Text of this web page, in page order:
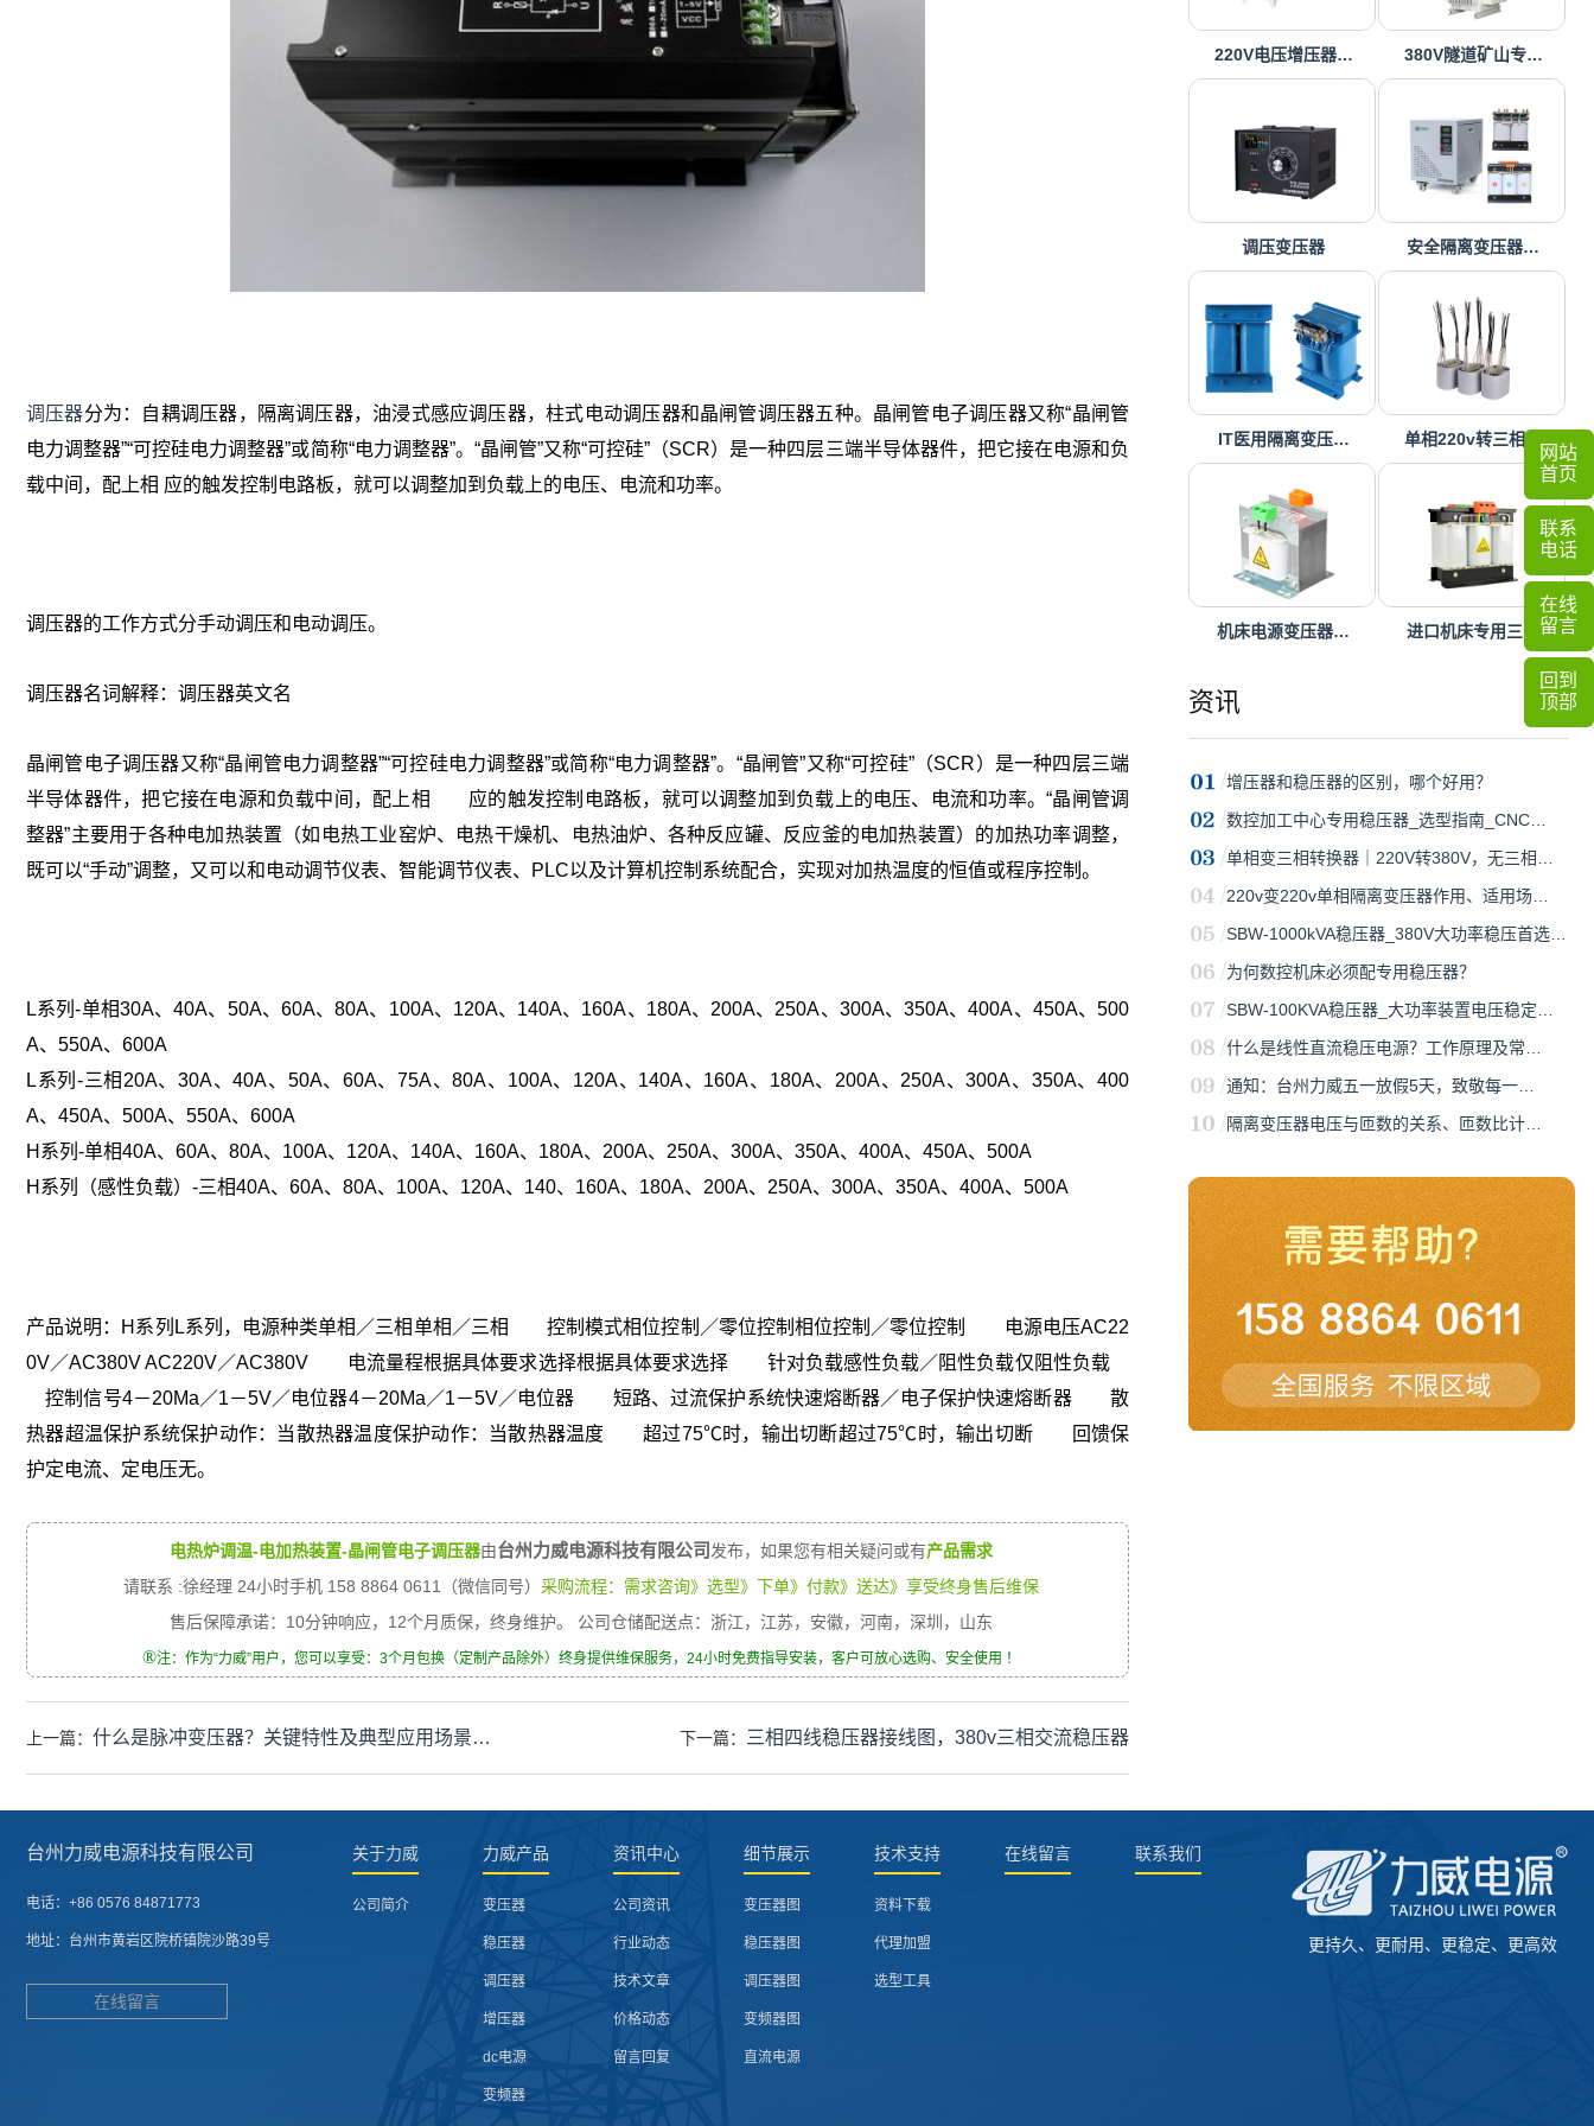
220V电压增压器… 380V隧道矿山专…
调压变压器 安全隔离变压器…
IT医用隔离变压… 单相220v转三相…
机床电源变压器… 进口机床专用三…
资讯
增压器和稳压器的区别，哪个好用？
数控加工中心专用稳压器_选型指南_CNC…
单相变三相转换器｜220V转380V，无三相…
220v变220v单相隔离变压器作用、适用场…
SBW-1000kVA稳压器_380V大功率稳压首选…
为何数控机床必须配专用稳压器？
SBW-100KVA稳压器_大功率装置电压稳定…
什么是线性直流稳压电源？工作原理及常…
通知：台州力威五一放假5天，致敬每一…
隔离变压器电压与匝数的关系、匝数比计…
调压器分为：自耦调压器，隔离调压器，油浸式感应调压器，柱式电动调压器和晶闸管调压器五种。晶闸管电子调压器又称“晶闸管
电力调整器”“可控硅电力调整器”或简称“电力调整器”。“晶闸管”又称“可控硅”（SCR）是一种四层三端半导体器件，把它接在电源和负
载中间，配上相 应的触发控制电路板，就可以调整加到负载上的电压、电流和功率。
调压器的工作方式分手动调压和电动调压。
调压器名词解释：调压器英文名
晶闸管电子调压器又称“晶闸管电力调整器”“可控硅电力调整器”或简称“电力调整器”。“晶闸管”又称“可控硅”（SCR）是一种四层三端
半导体器件，把它接在电源和负载中间，配上相 应的触发控制电路板，就可以调整加到负载上的电压、电流和功率。“晶闸管调
整器”主要用于各种电加热装置（如电热工业窑炉、电热干燥机、电热油炉、各种反应罐、反应釜的电加热装置）的加热功率调整，
既可以“手动”调整，又可以和电动调节仪表、智能调节仪表、PLC以及计算机控制系统配合，实现对加热温度的恒值或程序控制。
L系列-单相30A、40A、50A、60A、80A、100A、120A、140A、160A、180A、200A、250A、300A、350A、400A、450A、500
A、550A、600A
L系列-三相20A、30A、40A、50A、60A、75A、80A、100A、120A、140A、160A、180A、200A、250A、300A、350A、400
A、450A、500A、550A、600A
H系列-单相40A、60A、80A、100A、120A、140A、160A、180A、200A、250A、300A、350A、400A、450A、500A
H系列（感性负载）-三相40A、60A、80A、100A、120A、140、160A、180A、200A、250A、300A、350A、400A、500A
产品说明：H系列L系列，电源种类单相／三相单相／三相 控制模式相位控制／零位控制相位控制／零位控制 电源电压AC22
0V／AC380V AC220V／AC380V 电流量程根据具体要求选择根据具体要求选择 针对负载感性负载／阻性负载仅阻性负载
控制信号4－20Ma／1－5V／电位器4－20Ma／1－5V／电位器 短路、过流保护系统快速熔断器／电子保护快速熔断器 散
热器超温保护系统保护动作：当散热器温度保护动作：当散热器温度 超过75℃时，输出切断超过75℃时，输出切断 回馈保
护定电流、定电压无。
电热炉调温-电加热装置-晶闸管电子调压器由台州力威电源科技有限公司发布，如果您有相关疑问或有产品需求
请联系 :徐经理 24小时手机 158 8864 0611（微信同号） 采购流程：需求咨询》选型》下单》付款》送达》享受终身售后维保
售后保障承诺：10分钟响应，12个月质保，终身维护。 公司仓储配送点：浙江，江苏，安徽，河南，深圳，山东
®注：作为“力威”用户，您可以享受：3个月包换（定制产品除外）终身提供维保服务，24小时免费指导安装，客户可放心选购、安全使用 ！
上一篇： 什么是脉冲变压器？关键特性‌及典型应用场景‌… 下一篇： 三相四线稳压器接线图，380v三相交流稳压器
台州力威电源科技有限公司
电话： +86 0576 84871773
地址： 台州市黄岩区院桥镇院沙路39号
在线留言
关于力威
公司简介
力威产品
变压器
稳压器
调压器
增压器
dc电源
变频器
资讯中心
公司资讯
行业动态
技术文章
价格动态
留言回复
细节展示
变压器图
稳压器图
调压器图
变频器图
直流电源
技术支持
资料下载
代理加盟
选型工具
在线留言 联系我们
更持久、更耐用、更稳定、更高效
网站
首页
联系
电话
在线
留言
回到
顶部